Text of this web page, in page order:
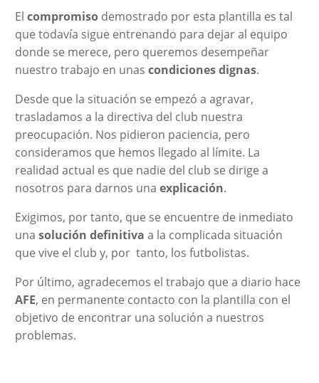
El compromisodemostrado por esta plantilla es tal
que todavía sigue entrenando para dejar al equipo
donde se merece, pero queremos desempeñar
nuestro trabajo en unas condiciones dignas.
Desde que la situación se empezó a agravar,
trasladamos a la directiva del club nuestra
preocupación. Nos pidieron paciencia, pero
consideramos que hemos llegado al límite. La
realidad actual es que nadie del club se dirige a
nosotros para darnos una explicación.
Exigimos, por tanto, que se encuentre de inmediato
una solución definitiva a la complicada situación
que vive el club y, por tanto, los futbolistas.
Por último, agradecemos el trabajo que a diario hace
AFE, en permanente contacto con la plantilla con el
objetivo de encontrar una solución a nuestros
problemas.